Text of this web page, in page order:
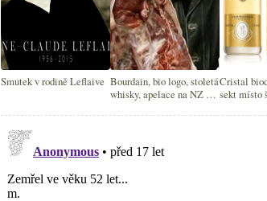
Smutek v rodině Leflaive Bourdain, bio logo, stoletá
whisky, apelace na NZ a
Cristal
sekt místo